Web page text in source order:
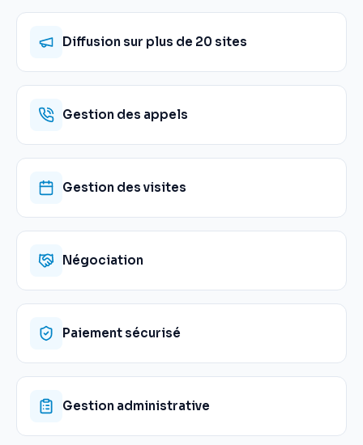
Diffusion sur plus de 20 sites
Gestion des appels
Gestion des visites
Négociation
Paiement sécurisé
Gestion administrative